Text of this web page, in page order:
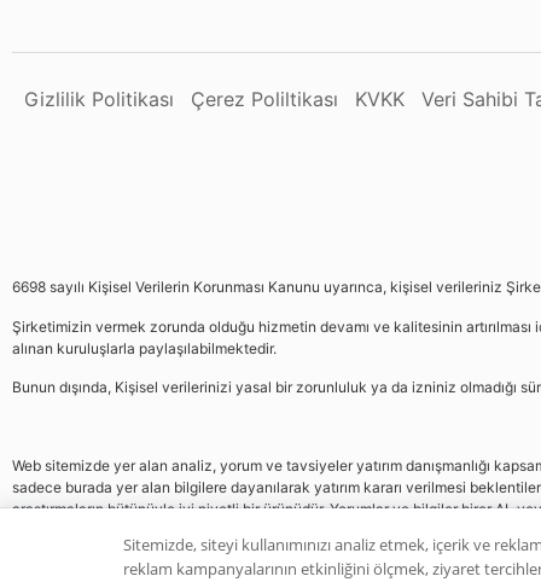
Gizlilik Politikası Çerez Poliltikası KVKK Veri Sahibi
6698 sayılı Kişisel Verilerin Korunması Kanunu uyarınca, kişisel verileriniz
Şirketimizin vermek zorunda olduğu hizmetin devamı ve kalitesinin
alınan kuruluşlarla paylaşılabilmektedir.
Bunun dışında, Kişisel verilerinizi yasal bir zorunluluk ya da izniniz olmadığı
Web sitemizde yer alan analiz, yorum ve tavsiyeler yatırım danışmanlığı
sadece burada yer alan bilgilere dayanılarak yatırım kararı verilmesi
araştırmaların bütünüyle iyi niyetli bir ürünüdür. Yorumlar ve bilgiler birer AL
Sitemizde, siteyi kullanımınızı analiz etmek, içerik ve
reklam kampanyalarının etkinliğini ölçmek, ziyaret